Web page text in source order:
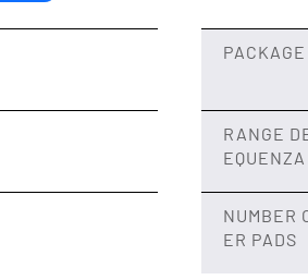
PACKAGE
RANGE
EQUENZA
NUMBER
ER PADS